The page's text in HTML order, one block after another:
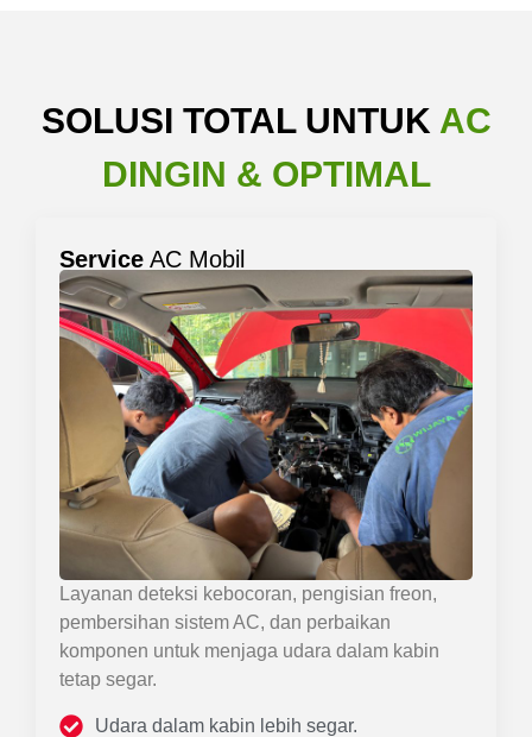
SOLUSI TOTAL UNTUK AC
DINGIN & OPTIMAL
Service AC Mobil
Layanan deteksi kebocoran, pengisian freon,
pembersihan sistem AC, dan perbaikan
komponen untuk menjaga udara dalam kabin
tetap segar.
Udara dalam kabin lebih segar.